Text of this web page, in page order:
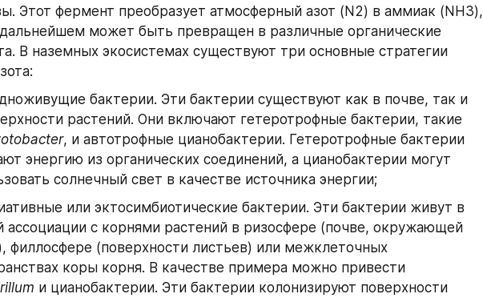
Этот фермент преобразует атмосферный азот (N2) в аммиак (NH3),
может быть превращен в различные органические
В наземных экосистемах существуют три основные стратегии
бактерии. Эти бактерии существуют как в почве, так и
растений. Они включают гетеротрофные бактерии, такие
, и автотрофные цианобактерии. Гетеротрофные бактерии
энергию из органических соединений, а цианобактерии могут
солнечный свет в качестве источника энергии;
или эктосимбиотические бактерии. Эти бактерии живут в
ассоциации с корнями растений в ризосфере (почве, окружающей
филлосфере (поверхности листьев) или межклеточных
и цианобактерии. Эти бактерии колонизируют поверхности